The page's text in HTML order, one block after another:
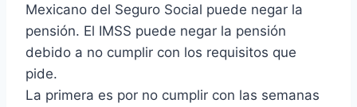
Mexicano del Seguro Social puede negar la
pensión. El IMSS puede negar la pensión
debido a no cumplir con los requisitos que
pide.
La primera es por no cumplir con las semanas